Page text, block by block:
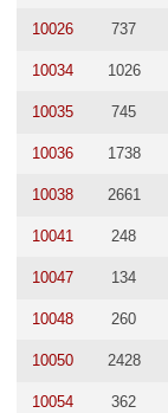
10026 737
10034 1026
10035 745
10036 1738
10038 2661
10041 248
10047 134
10048 260
10050 2428
10054 362